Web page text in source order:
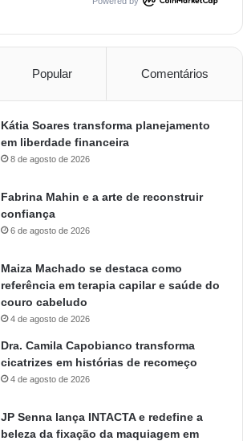
Popular Comentários
Kátia Soares transforma planejamento
em liberdade financeira
8 de agosto de 2026
Fabrina Mahin e a arte de reconstruir
confiança
6 de agosto de 2026
Maiza Machado se destaca como
referência em terapia capilar e saúde do
couro cabeludo
4 de agosto de 2026
Dra. Camila Capobianco transforma
cicatrizes em histórias de recomeço
4 de agosto de 2026
JP Senna lança INTACTA e redefine a
beleza da fixação da maquiagem em